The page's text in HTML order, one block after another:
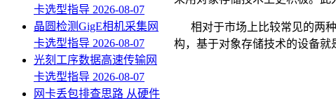
卡选型指导 2026-08-07
晶圆检测GigE相机采集网
卡选型指导 2026-08-07
光刻工序数据高速传输网
卡选型指导 2026-08-07
网卡丢包排查思路 从硬件
相对于市场上比较常见的两
构，基于对象存储技术的设备就